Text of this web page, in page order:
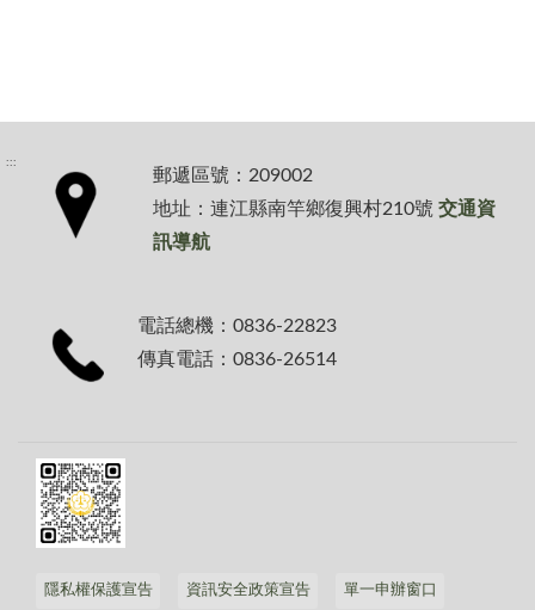
:::
郵遞區號：209002
地址：連江縣南竿鄉復興村210號 交通資
訊導航
電話總機：0836-22823
傳真電話：0836-26514
隱私權保護宣告 資訊安全政策宣告 單一申辦窗口